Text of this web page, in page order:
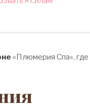
«Плюмерия Спа», где